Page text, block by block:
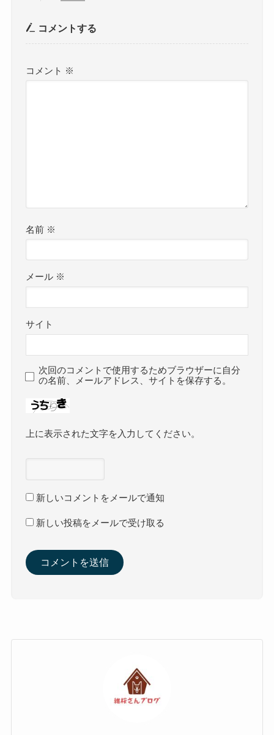
コメントする
コメント ※
名前 ※
メール ※
サイト
次回のコメントで使用するためブラウザーに自分
の名前、メールアドレス、サイトを保存する。
上に表示された文字を入力してください。
新しいコメントをメールで通知
新しい投稿をメールで受け取る